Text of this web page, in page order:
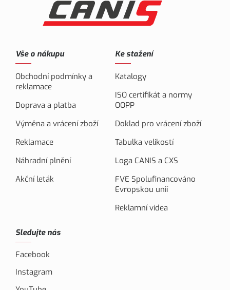
Vše o nákupu
Obchodní podmínky a
reklamace
Doprava a platba
Výměna a vrácení zboží
Reklamace
Náhradní plnění
Akční leták
Ke stažení
Katalogy
ISO certifikát a normy
OOPP
Doklad pro vrácení zboží
Tabulka velikostí
Loga CANIS a CXS
FVE Spolufinancováno
Evropskou unií
Reklamní videa
Sledujte nás
Facebook
Instagram